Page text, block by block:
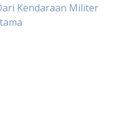
Kendaraan Militer